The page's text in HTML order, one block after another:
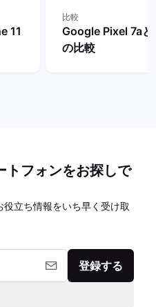
11
比較
Google Pixel 7a
の比較
トフォンをお探しで
立ち情報をいち早く受け取
登録する